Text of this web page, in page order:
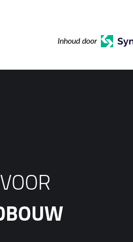
Inhoud door